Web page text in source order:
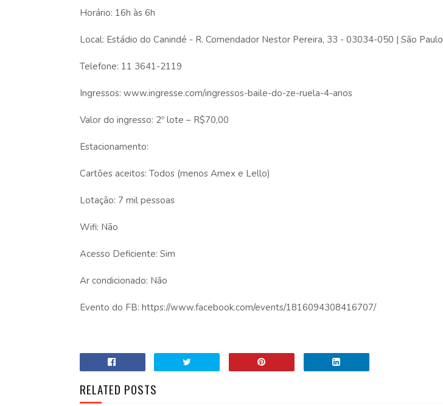
Horário: 16h às 6h
Local: Estádio do Canindé - R. Comendador Nestor Pereira, 33 - 03034-050 | São Paulo
Telefone: 11 3641-2119
Ingressos: www.ingresse.com/ingressos-baile-do-ze-ruela-4-anos
Valor do ingresso: 2º lote – R$70,00
Estacionamento:
Cartões aceitos: Todos (menos Amex e Lello)
Lotação: 7 mil pessoas
Wifi: Não
Acesso Deficiente: Sim
Ar condicionado: Não
Evento do FB: https://www.facebook.com/events/1816094308416707/
RELATED POSTS